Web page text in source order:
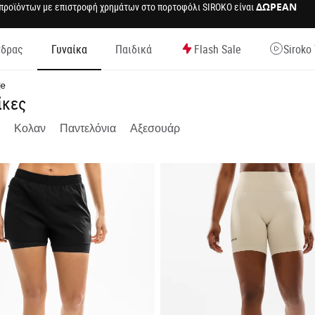
με επιστροφή χρημάτων στο πορτοφόλι SIROKO είναιΔΩΡΕΑΝ
Γυναίκα Παιδικά Flash Sale Siroko
Κολαν Παντελόνια Αξεσουάρ